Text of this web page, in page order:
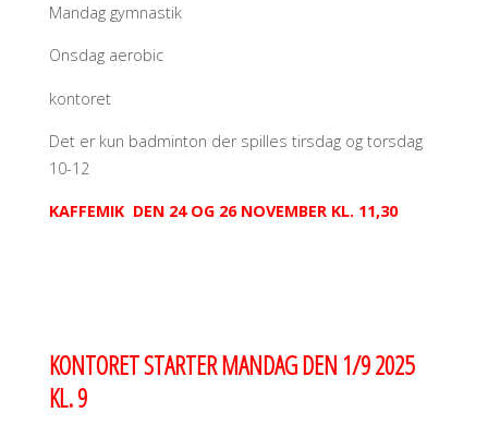
Mandag gymnastik
Onsdag aerobic
kontoret
Det er kun badminton der spilles tirsdag og torsdag
10-12
KAFFEMIK DEN 24 OG 26 NOVEMBER KL. 11,30
KONTORET STARTER MANDAG DEN 1/9 2025
KL. 9